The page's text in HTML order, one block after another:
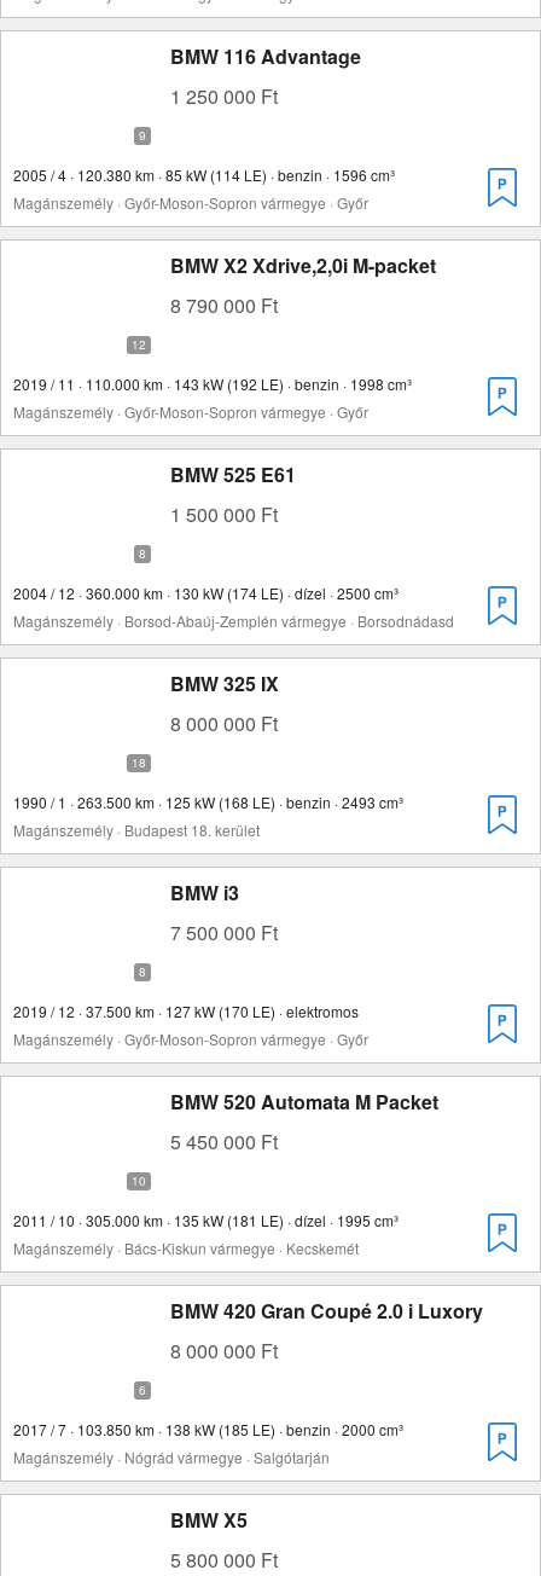
BMW 116 Advantage
1 250 000 Ft
2005 / 4 · 120.380 km · 85 kW (114 LE) · benzin · 1596 cm³
Magánszemély · Győr-Moson-Sopron vármegye · Győr
BMW X2 Xdrive,2,0i M-packet
8 790 000 Ft
2019 / 11 · 110.000 km · 143 kW (192 LE) · benzin · 1998 cm³
Magánszemély · Győr-Moson-Sopron vármegye · Győr
BMW 525 E61
1 500 000 Ft
2004 / 12 · 360.000 km · 130 kW (174 LE) · dízel · 2500 cm³
Magánszemély · Borsod-Abaúj-Zemplén vármegye · Borsodnádasd
BMW 325 IX
8 000 000 Ft
1990 / 1 · 263.500 km · 125 kW (168 LE) · benzin · 2493 cm³
Magánszemély · Budapest 18. kerület
BMW i3
7 500 000 Ft
2019 / 12 · 37.500 km · 127 kW (170 LE) · elektromos
Magánszemély · Győr-Moson-Sopron vármegye · Győr
BMW 520 Automata M Packet
5 450 000 Ft
2011 / 10 · 305.000 km · 135 kW (181 LE) · dízel · 1995 cm³
Magánszemély · Bács-Kiskun vármegye · Kecskemét
BMW 420 Gran Coupé 2.0 i Luxory
8 000 000 Ft
2017 / 7 · 103.850 km · 138 kW (185 LE) · benzin · 2000 cm³
Magánszemély · Nógrád vármegye · Salgótarján
BMW X5
5 800 000 Ft